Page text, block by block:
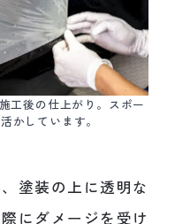
工後の仕上がり。スポー
かしています。
塗装の上に透明な
にダメージを受け